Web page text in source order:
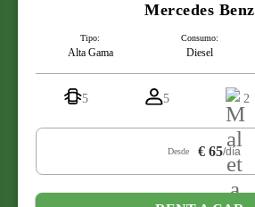
Mercedes Benz
Tipo:
Alta Gama
Consumo:
Diesel
5 5 2
Desde € 65/día